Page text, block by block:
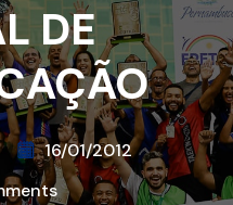
DE
16/01/2012